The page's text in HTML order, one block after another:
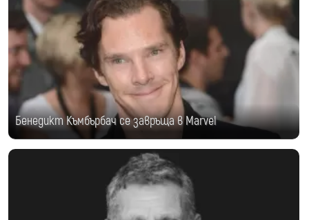
Бенедикт Къмбърбач се завръща в Marvel